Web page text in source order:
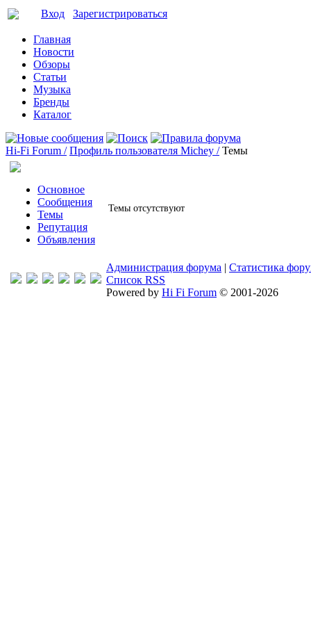
Вход Зарегистрироваться
Главная
Новости
Обзоры
Статьи
Музыка
Бренды
Каталог
Hi-Fi Forum / Профиль пользователя Michey / Темы
Основное
Сообщения
Темы
Репутация
Объявления
Темы отсутствуют
Администрация форума | Статистика
Список RSS
Powered by Hi Fi Forum © 2001-2026